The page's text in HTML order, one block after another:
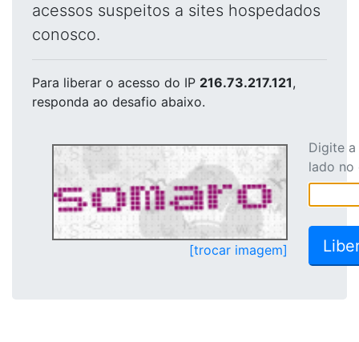
acessos suspeitos a sites hospedados
conosco.
Para liberar o acesso do IP 216.73.217.121,
responda ao desafio abaixo.
[trocar imagem]
Digite
lado no